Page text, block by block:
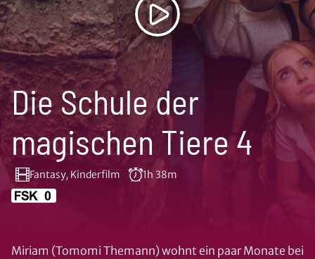
Die Schule der
magischen Tiere 4
Fantasy, Kinderfilm 1h 38m
Miriam (Tomomi Themann) wohnt ein paar Monate bei